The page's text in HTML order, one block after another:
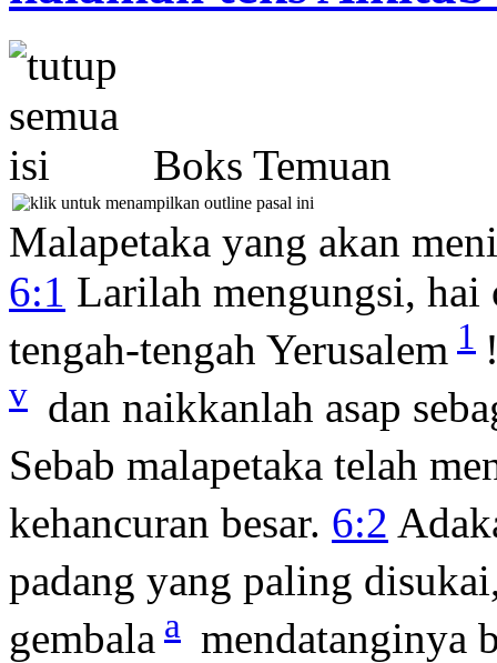
Boks Temuan
Malapetaka yang akan
6:1 Larilah mengungsi,
tengah-tengah Yerusalem 1
v dan naikkanlah asap
Sebab malapetaka telah
kehancuran besar. 6:2
padang yang paling
gembala a mendatanginya